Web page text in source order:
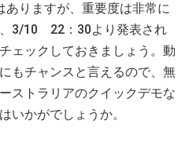
ありますが、重要度は非常に
3/10 22：30より発表され
ェックしておきましょう。動
もチャンスと言えるので、無
ストラリアのクイックデモな
いかがでしょうか。